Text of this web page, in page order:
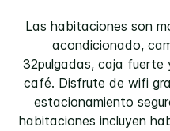
Las habitaciones son
acondicionado,
32pulgadas, caja fuerte
café. Disfrute de wifi
estacionamiento
habitaciones incluyen